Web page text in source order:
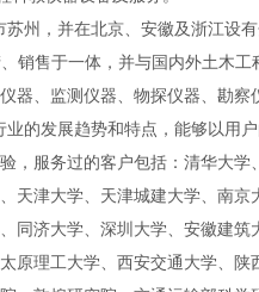
，并在北京、安徽及浙江设
销售于一体，并与国内外土木工
、监测仪器、物探仪器、勘察
的发展趋势和特点，能够以用
，服务过的客户包括：清华大
天津大学、天津城建大学、南
同济大学、深圳大学、安徽建
原理工大学、西安交通大学、